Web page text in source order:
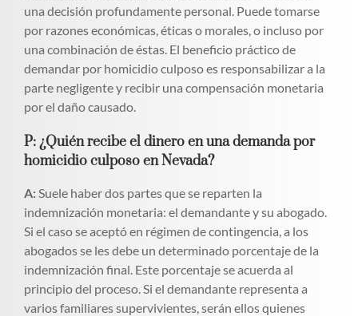
una decisión profundamente personal. Puede tomarse
por razones económicas, éticas o morales, o incluso por
una combinación de éstas. El beneficio práctico de
demandar por homicidio culposo es responsabilizar a la
parte negligente y recibir una compensación monetaria
por el daño causado.
P: ¿Quién recibe el dinero en una demanda por
homicidio culposo en Nevada?
A:Suele haber dos partes que se reparten la
indemnización monetaria: el demandante y su abogado.
Si el caso se aceptó en régimen de contingencia, a los
abogados se les debe un determinado porcentaje de la
indemnización final. Este porcentaje se acuerda al
principio del proceso. Si el demandante representa a
varios familiares supervivientes, serán ellos quienes